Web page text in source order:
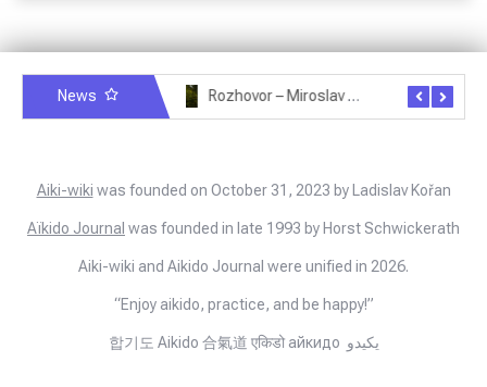
News
Aiki-wiki was founded on October 31, 2023 by Ladislav Kořan
Aïkido Journal was founded in late 1993 by Horst Schwickerath
Aiki-wiki and Aikido Journal were unified in 2026.
“Enjoy aikido, practice, and be happy!”
합기도 Aikido 合氣道 एकिडो айкидо يكيدو